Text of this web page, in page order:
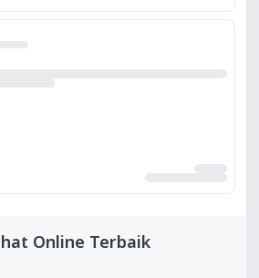
Online Terbaik